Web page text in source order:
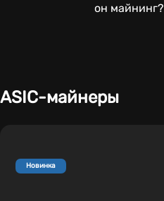
он майнинг?
ASIC-майнеры
Новинка